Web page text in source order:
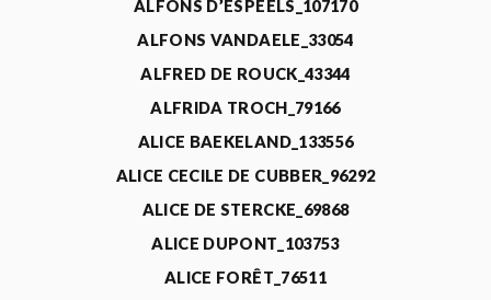
ALFONS D’ESPEELS_107170
ALFONS VANDAELE_33054
ALFRED DE ROUCK_43344
ALFRIDA TROCH_79166
ALICE BAEKELAND_133556
ALICE CECILE DE CUBBER_96292
ALICE DE STERCKE_69868
ALICE DUPONT_103753
ALICE FORÊT_76511